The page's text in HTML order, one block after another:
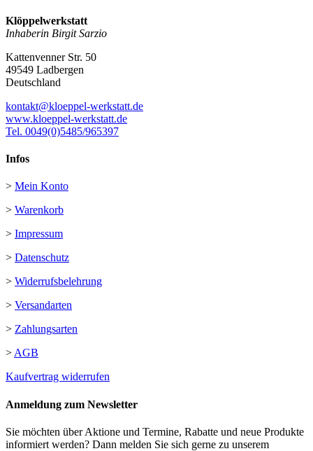
werden
Klöppelwerkstatt
Inhaberin Birgit Sarzio
Kattenvenner Str. 50
49549 Ladbergen
Deutschland
kontakt@kloeppel-werkstatt.de
www.kloeppel-werkstatt.de
Tel. 0049(0)5485/965397
Infos
> Mein Konto
> Warenkorb
> Impressum
> Datenschutz
> Widerrufsbelehrung
> Versandarten
> Zahlungsarten
> AGB
Kaufvertrag widerrufen
Anmeldung zum Newsletter
Sie möchten über Aktione und Termine, Rabatte und neue Produkte
informiert werden? Dann melden Sie sich gerne zu unserem